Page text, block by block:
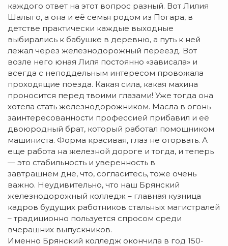
каждого ответ на этот вопрос разный. Вот Лилия
Шалыго, а она и её семья родом из Погара, в
детстве практически каждые выходные
выбирались к бабушке в деревню, а путь к ней
лежал через железнодорожный переезд. Вот
возле него юная Лиля постоянно «зависала» и
всегда с неподдельным интересом провожала
проходящие поезда. Какая сила, какая махина
проносится перед твоими глазами! Уже тогда она
хотела стать железнодорожником. Масла в огонь
заинтересованности профессией прибавил и её
двоюродный брат, который работал помощником
машиниста. Форма красивая, глаз не оторвать. А
еще работа на железной дороге и тогда, и теперь
— это стабильность и уверенность в
завтрашнем дне, что, согласитесь, тоже очень
важно. Неудивительно, что наш Брянский
железнодорожный колледж – главная кузница
кадров будущих работников стальных магистралей
– традиционно пользуется спросом среди
вчерашних выпускников.
Именно Брянский колледж окончила в год 150-